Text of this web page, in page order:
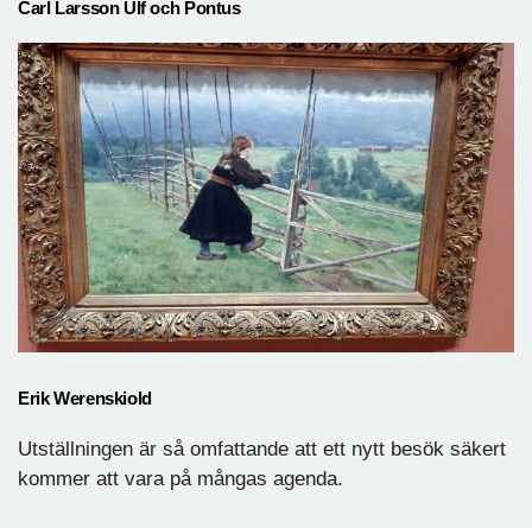
Carl Larsson Ulf och Pontus
Erik Werenskiold
Utställningen är så omfattande att ett nytt besök säkert
kommer att vara på mångas agenda.